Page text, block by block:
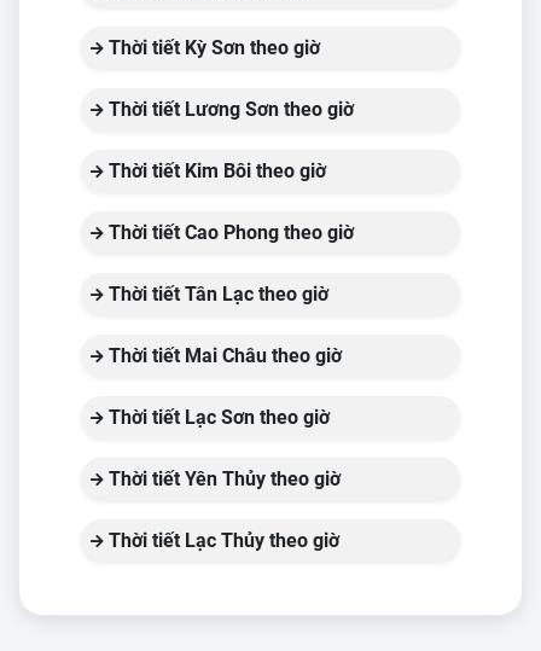
Thời tiết Kỳ Sơn theo giờ
Thời tiết Lương Sơn theo giờ
Thời tiết Kim Bôi theo giờ
Thời tiết Cao Phong theo giờ
Thời tiết Tân Lạc theo giờ
Thời tiết Mai Châu theo giờ
Thời tiết Lạc Sơn theo giờ
Thời tiết Yên Thủy theo giờ
Thời tiết Lạc Thủy theo giờ